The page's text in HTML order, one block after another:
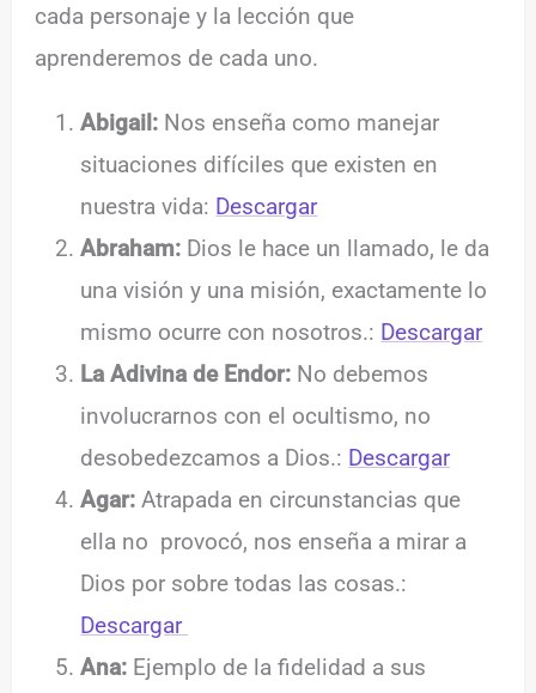
cada personaje y la lección que
aprenderemos de cada uno.
Abigail: Nos enseña como manejar
situaciones difíciles que existen en
nuestra vida: Descargar
Abraham: Dios le hace un llamado, le da
una visión y una misión, exactamente lo
mismo ocurre con nosotros.: Descargar
La Adivina de Endor: No debemos
involucrarnos con el ocultismo, no
desobedezcamos a Dios.: Descargar
Agar:Atrapada en circunstancias que
ella no provocó, nos enseña a mirar a
Dios por sobre todas las cosas.:
Descargar
Ana: Ejemplo de la fidelidad a sus